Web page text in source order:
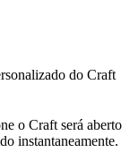
do Craft
o Craft será aberto
instantaneamente.